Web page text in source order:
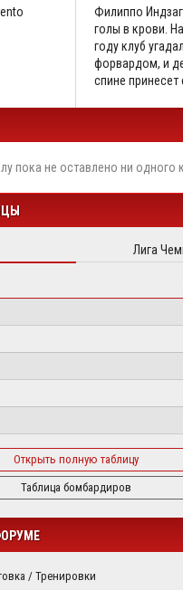
Филиппо
голы в крови.
году клуб
форвардом, и
спине принесет
пока не оставлено ни одного
Лига
Открыть полную таблицу
Таблица бомбардиров
/ Тренировки